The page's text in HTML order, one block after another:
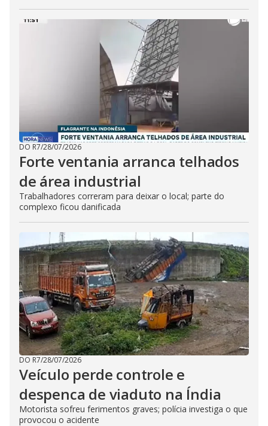
DO R7/28/07/2026
Forte ventania arranca telhados
de área industrial
Trabalhadores correram para deixar o local; parte do
complexo ficou danificada
DO R7/28/07/2026
Veículo perde controle e
despenca de viaduto na Índia
Motorista sofreu ferimentos graves; polícia investiga o que
provocou o acidente